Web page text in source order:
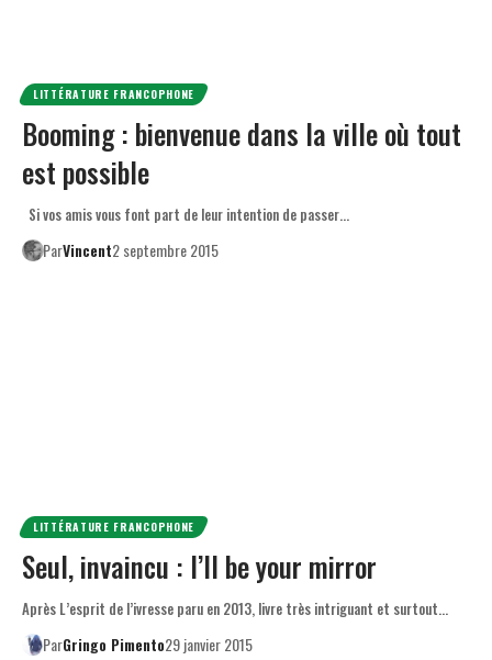
LITTÉRATURE FRANCOPHONE
Booming : bienvenue dans la ville où tout
est possible
Si vos amis vous font part de leur intention de passer…
ParVincent2 septembre 2015
LITTÉRATURE FRANCOPHONE
Seul, invaincu : I’ll be your mirror
Après L’esprit de l’ivresse paru en 2013, livre très intriguant et surtout…
ParGringo Pimento29 janvier 2015